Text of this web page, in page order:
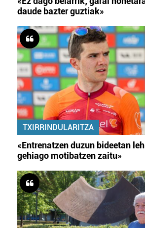
daude bazter guztiak»
TXIRRINDULARITZA
«Entrenatzen duzun bideetan
gehiago motibatzen zaitu»